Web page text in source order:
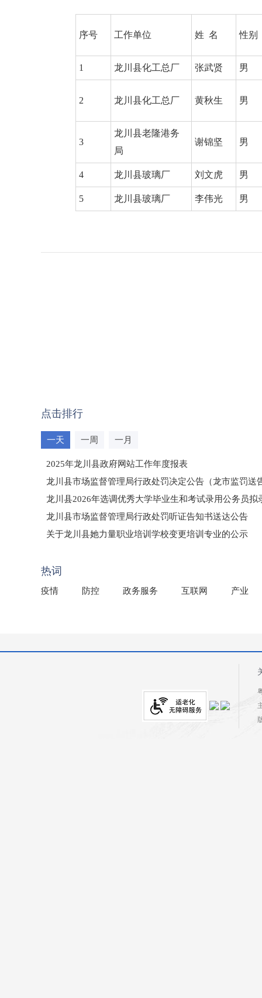
序号 工作单位 姓  名 性别
1 龙川县化工总厂 张武贤 男
2 龙川县化工总厂 黄秋生 男
3
龙川县老隆港务
局
谢锦坚 男
4 龙川县玻璃厂 刘文虎 男
5 龙川县玻璃厂 李伟光 男
点击排行
一天 一周 一月
2025年龙川县政府网站工作年度报表
龙川县市场监督管理局行政处罚决定公告（龙市监罚送
龙川县2026年选调优秀大学毕业生和考试录用公务员拟
龙川县市场监督管理局行政处罚听证告知书送达公告
（龙市监罚送告〔2026〕71号）
关于龙川县她力量职业培训学校变更培训专业的公示
热词
疫情 防控 政务服务 互联网 产业